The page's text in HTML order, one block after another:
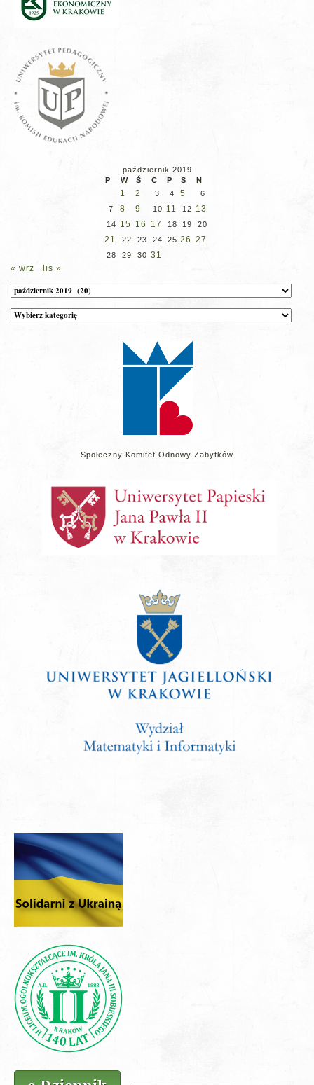
październik 2019
P
W Ś C P S N
1 2 3 4 5
6
7
8 9 10 11 12 13
14 15 16 17 18 19 20
21 22 23 24 25 26 27
28 29 30 31
« wrz
lis »
Archiwum
Kategorie
wpisów
Społeczny Komitet Odnowy Zabytków